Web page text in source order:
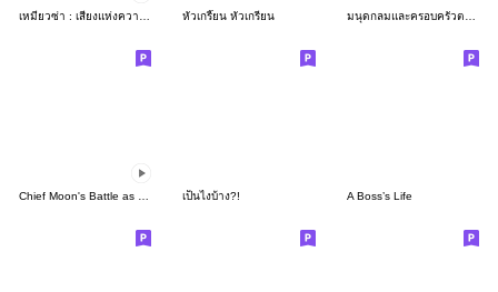
เหมียวซ่า : เสียงแห่งความสุข หัวเกรี๊ยน หัวเกรียน มนุดกลมและครอบครัวตอน 4
เป็นไงบ้าง?! A Boss’s Life